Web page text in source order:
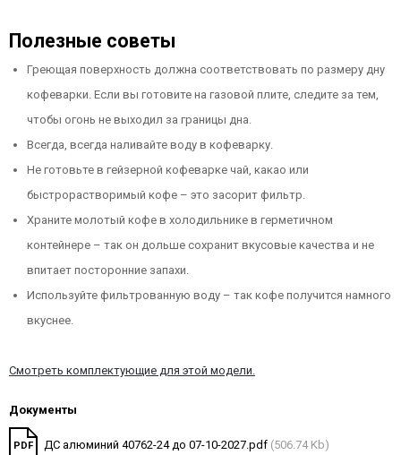
Полезные советы
Греющая поверхность должна соответствовать по размеру дну
кофеварки. Если вы готовите на газовой плите, следите за тем,
чтобы огонь не выходил за границы дна.
Всегда, всегда наливайте воду в кофеварку.
Не готовьте в гейзерной кофеварке чай, какао или
быстрорастворимый кофе – это засорит фильтр.
Храните молотый кофе в холодильнике в герметичном
контейнере – так он дольше сохранит вкусовые качества и не
впитает посторонние запахи.
Используйте фильтрованную воду – так кофе получится намного
вкуснее.
Смотреть комплектующие для этой модели.
Документы
PDF ДС алюминий 40762-24 до 07-10-2027.pdf (506.74 Kb)